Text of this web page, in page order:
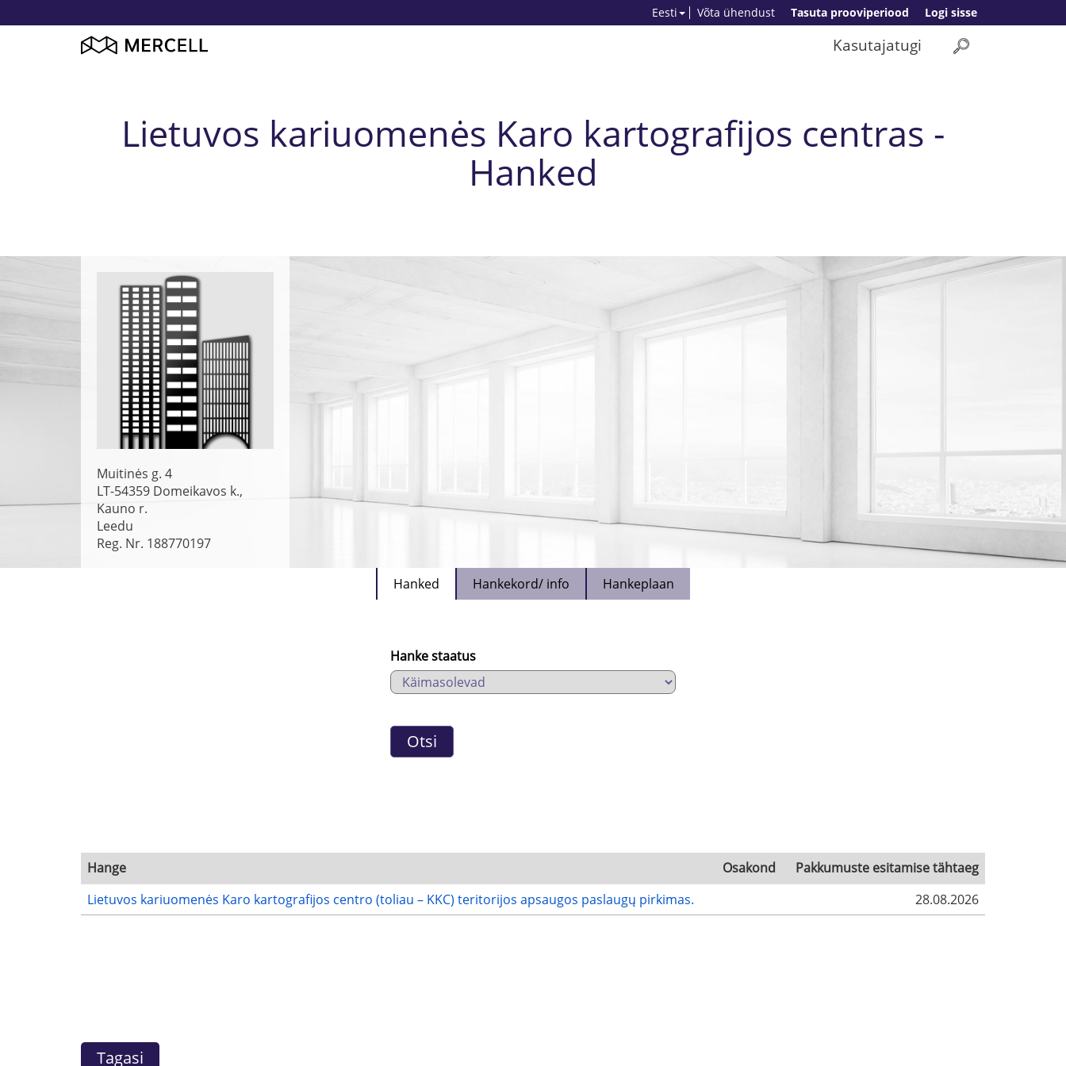
Logi sisse
Tasuta prooviperiood
Võta ühendust
Eesti
Kasutajatugi
Lietuvos kariuomenės Karo kartografijos centras -
Hanked
Muitinės g. 4
LT-54359 Domeikavos k.,
Kauno r.
Leedu
Reg. Nr. 188770197
Hanked Hankekord/ info Hankeplaan
Hanke staatus
Hange Osakond
Pakkumuste esitamise tähtaeg
Lietuvos kariuomenės Karo kartografijos centro (toliau – KKC) teritorijos apsaugos paslaugų pirkimas.
28.08.2026
Tagasi